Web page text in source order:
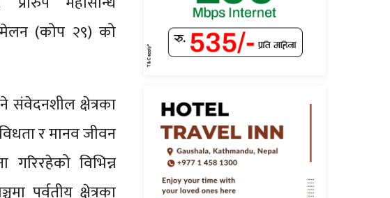
(कोप २९) को
संवेदनशील क्षेत्रका
र मानव जीवन
विभिन्न
पर्वतीय क्षेत्रका